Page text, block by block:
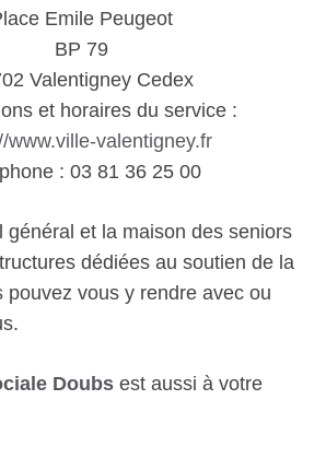
Emile Peugeot
BP 79
Valentigney Cedex
et horaires du service :
www.ville-valentigney.fr
: 03 81 36 25 00
général et la maison des seniors
dédiées au soutien de la
pouvez vous y rendre avec ou
Doubs est aussi à votre